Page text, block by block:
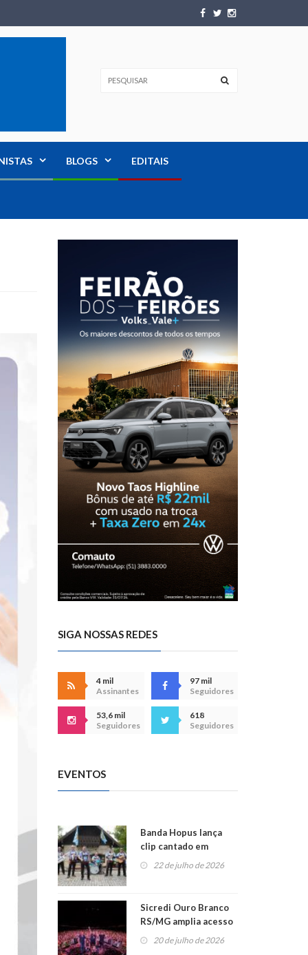
BLOGS EDITAIS
SIGA NOSSAS REDES
4 mil
Assinantes
97 mil
Seguidores
53,6 mil
Seguidores
618
Seguidores
EVENTOS
Banda Hopus lança
clip cantado em
alemão e inglês
22 de julho de 2026
Sicredi Ouro Branco
RS/MG amplia acesso
ao show dos 45 anos
para mais associados
20 de julho de 2026